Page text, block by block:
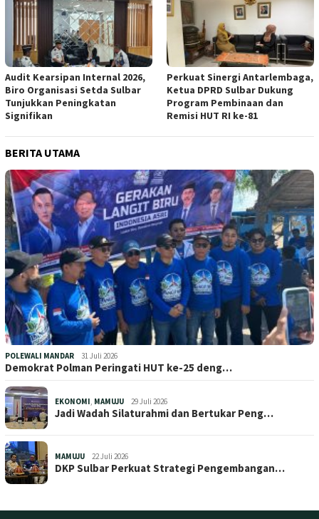
Audit Kearsipan Internal 2026,
Biro Organisasi Setda Sulbar
Tunjukkan Peningkatan
Signifikan
Perkuat Sinergi Antarlembaga,
Ketua DPRD Sulbar Dukung
Program Pembinaan dan
Remisi HUT RI ke-81
BERITA UTAMA
POLEWALI MANDAR 31 Juli 2026
Demokrat Polman Peringati HUT ke-25 deng…
EKONOMI, MAMUJU 29 Juli 2026
Jadi Wadah Silaturahmi dan Bertukar Peng…
MAMUJU 22 Juli 2026
DKP Sulbar Perkuat Strategi Pengembangan…